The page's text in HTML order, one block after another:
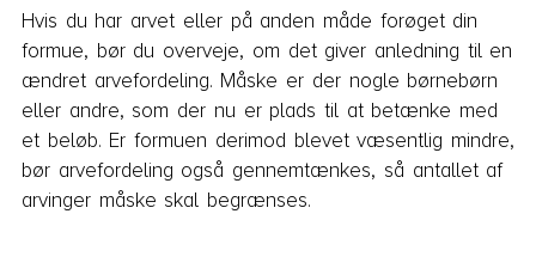
Hvis du har arvet eller på anden måde forøget din
formue, bør du overveje, om det giver anledning til en
ændret arvefordeling. Måske er der nogle børnebørn
eller andre, som der nu er plads til at betænke med
et beløb. Er formuen derimod blevet væsentlig mindre,
bør arvefordeling også gennemtænkes, så antallet af
arvinger måske skal begrænses.